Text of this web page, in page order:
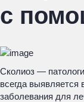
с
Сколиоз —
всегда
заболевания для